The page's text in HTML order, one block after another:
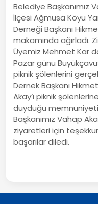
Belediye Başkanımız
İlçesi Ağmusa Köyü
Derneği Başkanı
makamında ağırladı.
Üyemiz Mehmet Kar
Pazar günü
piknik şölenlerini
Dernek Başkanı
Akay’ı piknik
duyduğu
Başkanımız Vahap
ziyaretleri için
başarılar diledi.